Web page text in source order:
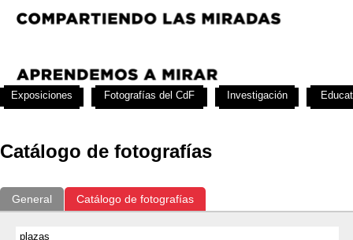
Catálogo de fotografías
General Catálogo de fotografías
Exposiciones Fotografías del CdF Investigación